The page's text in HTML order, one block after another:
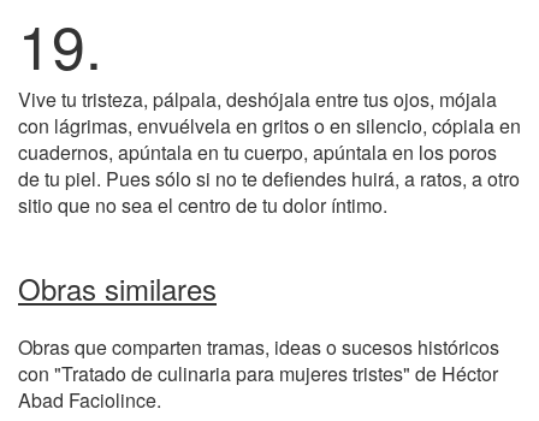
19.
Vive tu tristeza, pálpala, deshójala entre tus ojos, mójala
con lágrimas, envuélvela en gritos o en silencio, cópiala en
cuadernos, apúntala en tu cuerpo, apúntala en los poros
de tu piel. Pues sólo si no te defiendes huirá, a ratos, a otro
sitio que no sea el centro de tu dolor íntimo.
Obras similares
Obras que comparten tramas, ideas o sucesos históricos
con "Tratado de culinaria para mujeres tristes" de Héctor
Abad Faciolince.